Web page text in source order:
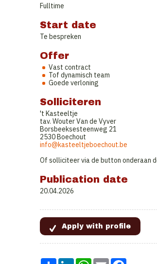
Fulltime
Start date
Te bespreken
Offer
Vast contract
Tof dynamisch team
Goede verloning
Solliciteren
't Kasteeltje
tav. Wouter Van de Vyver
Borsbeeksesteenweg 21
2530 Boechout
info@kasteeltjeboechout.be
Of solliciteer via de button onderaan
Publication date
20.04.2026
Share LinkedInWhatsApp
Email